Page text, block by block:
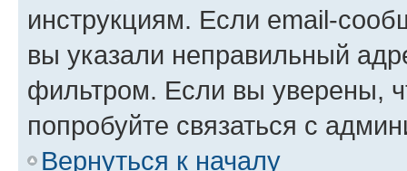
инструкциям. Если email-
вы указали неправильный
фильтром. Если вы уверены,
попробуйте связаться с
Вернуться к началу